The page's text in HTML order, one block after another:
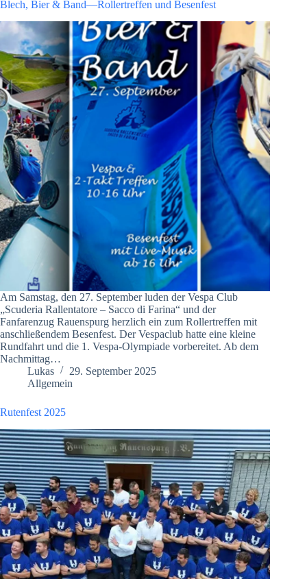
Blech, Bier & Band—Rollertreffen und Besenfest
Am Samstag, den 27. September luden der Vespa Club
„Scuderia Rallentatore – Sacco di Farina“ und der
Fanfarenzug Rauenspurg herzlich ein zum Rollertreffen mit
anschließendem Besenfest. Der Vespaclub hatte eine kleine
Rundfahrt und die 1. Vespa-Olympiade vorbereitet. Ab dem
Nachmittag…
Lukas
29. September 2025
Allgemein
Rutenfest 2025